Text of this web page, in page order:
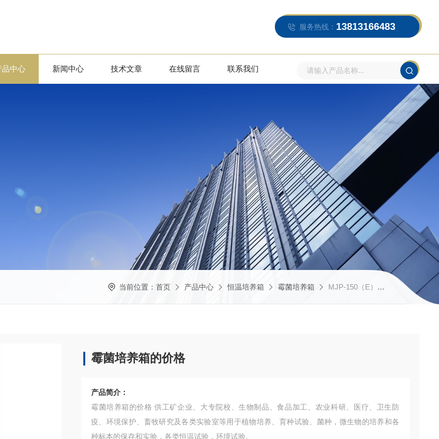
服务热线： 13813166483
品中心 新闻中心 技术文章 在线留言 联系我们
当前位置： 首页 产品中心 恒温培养箱 霉菌培养箱 MJP-150（E）霉菌培养箱的价格
霉菌培养箱的价格
产品简介：
霉菌培养箱的价格 供工矿企业、大专院校、生物制品、食品加工、农业科研、医疗、卫生防
疫、环境保护、畜牧研究及各类实验室等用于植物培养、育种试验、菌种，微生物的培养和各
种标本的保存和实验，各类恒温试验，环境试验。